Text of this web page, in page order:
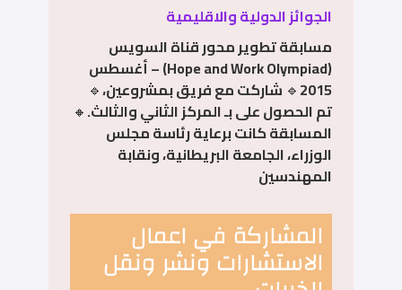
الجوائز الدولية والاقليمية
مسابقة تطوير محور قناة السويس
(Hope and Work Olympiad) – أغسطس
2015🔹 شاركت مع فريق بمشروعين،🔹
تم الحصول على بـ المركز الثاني والثالث.🔸
المسابقة كانت برعاية رئاسة مجلس
الوزراء، الجامعة البريطانية، ونقابة
المهندسين
المشاركة في اعمال
الاستشارات ونشر ونقل